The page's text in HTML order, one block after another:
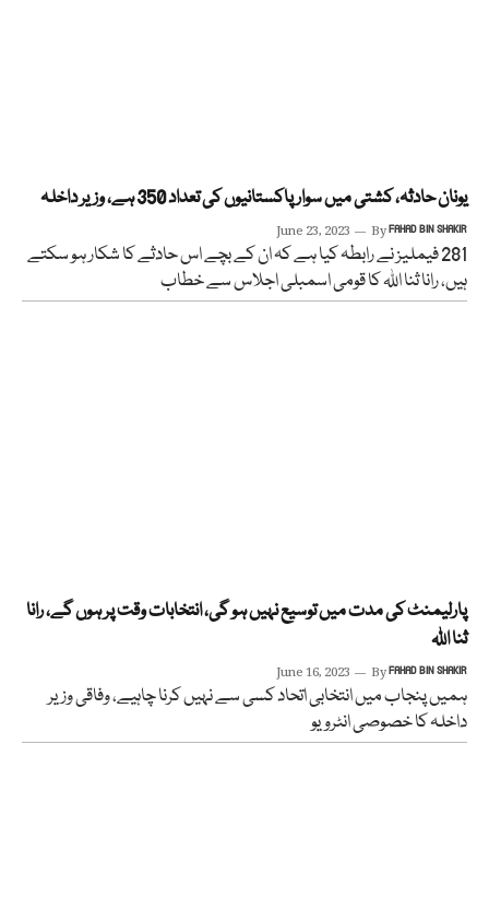
یونان حادثہ، کشتی میں سوار پاکستانیوں کی تعداد 350 ہے، وزیر داخلہ
June 23, 2023 ByFAHAD BIN SHAKIR
281 فیملیز نے رابطہ کیا ہے کہ ان کے بچے اس حادثے کا شکار ہو سکتے
ہیں، رانا ثنا اللہ کا قومی اسمبلی اجلاس سے خطاب
پارلیمنٹ کی مدت میں توسیع نہیں ہو گی، انتخابات وقت پر ہوں گے، رانا
ثنا اللہ
June 16, 2023 ByFAHAD BIN SHAKIR
ہمیں پنجاب میں انتخابی اتحاد کسی سے نہیں کرنا چاہیے، وفاقی وزیر
داخلہ کا خصوصی انٹرویو